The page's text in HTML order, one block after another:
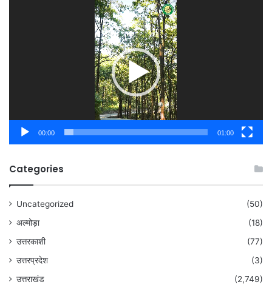
00:00 01:00
Categories
Uncategorized
(50)
अल्मोड़ा
(18)
उत्तरकाशी
(77)
उत्तरप्रदेश
(3)
उत्तराखंड
(2,749)